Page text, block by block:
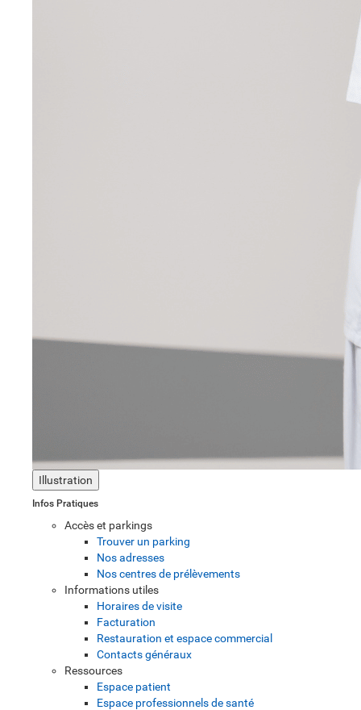
Illustration
Infos Pratiques
Accès et parkings
Trouver un parking
Nos adresses
Nos centres de prélèvements
Informations utiles
Horaires de visite
Facturation
Restauration et espace commercial
Contacts généraux
Ressources
Espace patient
Espace professionnels de santé